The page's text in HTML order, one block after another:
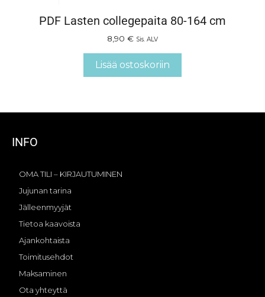
PDF Lasten collegepaita 80-164 cm
8,90 € Sis. ALV
Lisää ostoskoriin
INFO
OMA TILI – KIRJAUTUMINEN
Jujunan tarina
Jälleenmyyjät
Tietoa kaavoista
Ajankohtaista
Toimitusehdot
Maksaminen
Ota yhteyttä